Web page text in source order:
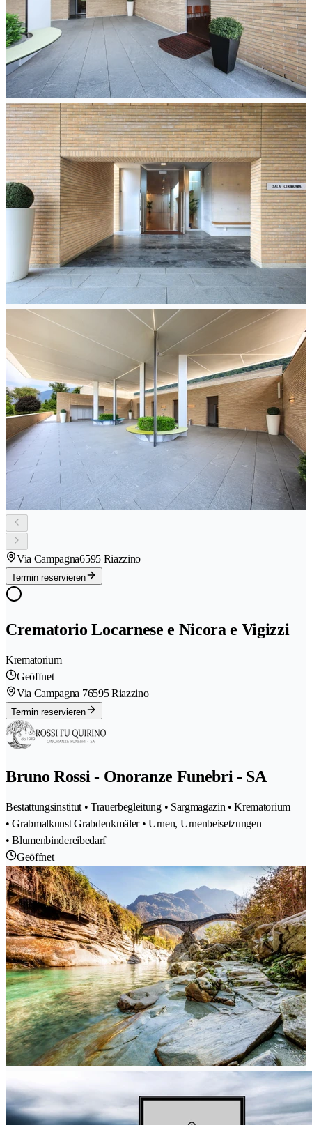
Via Campagna6595 Riazzino
Termin reservieren
Crematorio Locarnese e Nicora e Vigizzi
Krematorium
Geöffnet
Via Campagna 76595 Riazzino
Termin reservieren
Bruno Rossi - Onoranze Funebri - SA
Bestattungsinstitut • Trauerbegleitung • Sargmagazin • Krematorium
• Grabmalkunst Grabdenkmäler • Urnen, Urnenbeisetzungen
• Blumenbindereibedarf
Geöffnet